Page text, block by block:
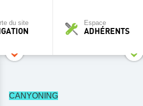
du site Espace
ADHÉRENTS
CANYONING